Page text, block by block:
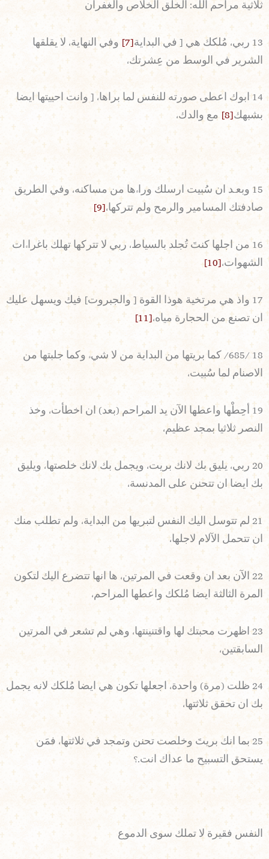
ثلاثية مراحم الله: الخلق الخلاص والغفران
13 ربي، مُلكك هي [ في البداية [7]
وفي النهاية، لا يقلقها
الشرير في الوسط من عِشرتك،
14 ابوك اعطى صورته للنفس لما براها، [ وانت احييتها ايضا
بشبهك [8] مع والدك،
15 وبعـد ان سُبيت ارسلك وراءها من مساكنه، وفي الطريق
صادفتك المسامير والرمح ولم تتركها، [9]
16 من اجلها كنتَ تُجلد بالسياط، ربي لا تتركها تهلك باغراءات
الشهوات، [10]
17 واذ هي مرتخية هوذا القوة [ والجبروت] فيك ويسهل عليك
ان تصنع من الحجارة مياه، [11]
18 /685/ كما بريتها من البداية من لا شيء وكما جلبتها من
الاصنام لما سُبيت،
19 أحِطْها واعطها الآن يد المراحم (بعد) ان اخطأت، وخذ
النصر ثلاثيا بمجد عظيم،
20 ربي، يليق بك لانك بريت، ويجمل بك لانك خلصتها، ويليق
بك ايضا ان تتحنن على المدنسة،
21 لم تتوسل اليك النفس لتبريها من البداية، ولم تطلب منك
ان تتحمل الآلام لاجلها،
22 الآن بعد ان وقعت في المرتين، ها انها تتضرع اليك لتكون
المرة الثالثة ايضا مُلكك واعطها المراحم،
23 اظهرت محبتك لها واقتنينتها، وهي لم تشعر في المرتين
السابقتين،
24 ظلت (مرة) واحدة، اجعلها تكون هي ايضا مُلكك لانه يجمل
بك ان تحقق ثلاثتها،
25 بما انك بريتَ وخلصت تحنن وتمجد في ثلاثتها، فمَن
يستحق التسبيح ما عداك انت.؟
النفس فقيرة لا تملك سوى الدموع